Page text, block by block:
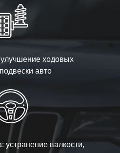
ходовых
авто
устранение валкости,